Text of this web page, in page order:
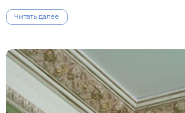
Читать далее